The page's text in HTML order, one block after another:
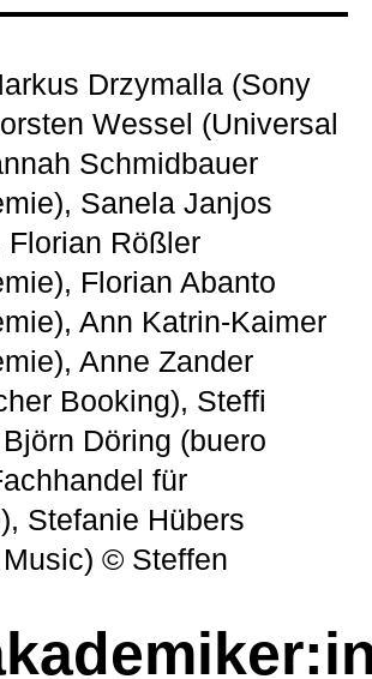
Drzymalla (Sony
Wessel (Universal
Schmidbauer
Sanela Janjos
Florian Rößler
Florian Abanto
Ann Katrin-Kaimer
Anne Zander
Booking), Steffi
Döring (buero
für
Stefanie Hübers
© Steffen